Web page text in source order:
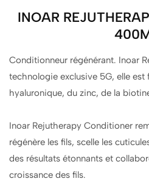
INOAR
Conditionneur régénérant. Inoar
technologie exclusive 5G, elle
hyaluronique, du zinc, de la
Inoar Rejutherapy Conditioner
régénère les fils, scelle les
des résultats étonnants et
croissance des fils.